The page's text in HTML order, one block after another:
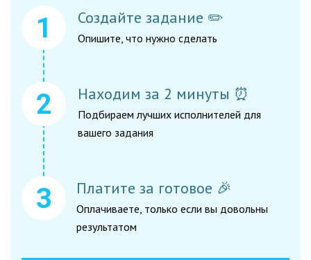
Создайте задание ✏️
Опишите, что нужно сделать
Находим за 2 минуты ⏰
Подбираем лучших исполнителей для
вашего задания
Платите за готовое 🎉
Оплачиваете, только если вы довольны
результатом